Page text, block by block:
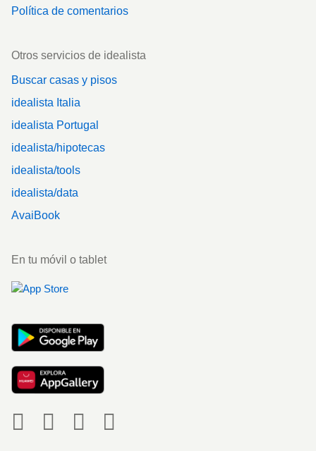
Política de comentarios
Otros servicios de idealista
Buscar casas y pisos
idealista Italia
idealista Portugal
idealista/hipotecas
idealista/tools
idealista/data
AvaiBook
En tu móvil o tablet